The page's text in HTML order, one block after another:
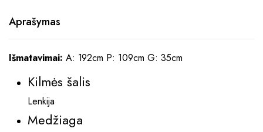
Aprašymas
Išmatavimai: A: 192cm P: 109cm G: 35cm
Kilmės šalis
Lenkija
Medžiaga